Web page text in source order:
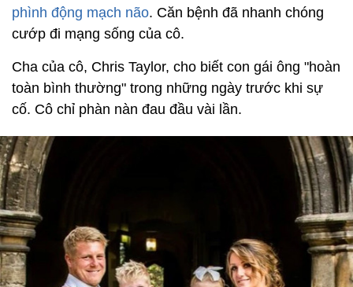
phình động mạch não. Căn bệnh đã nhanh chóng
cướp đi mạng sống của cô.
Cha của cô, Chris Taylor, cho biết con gái ông "hoàn
toàn bình thường" trong những ngày trước khi sự
cố. Cô chỉ phàn nàn đau đầu vài lần.